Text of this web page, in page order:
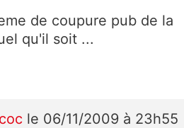
de coupure pub de la
qu'il soit ...
le 06/11/2009 à 23h55